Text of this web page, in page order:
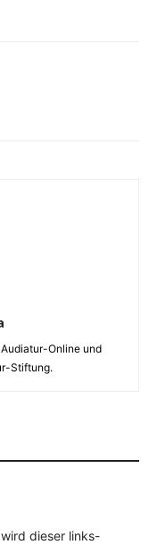
Online und
Stiftung.
dieser links-